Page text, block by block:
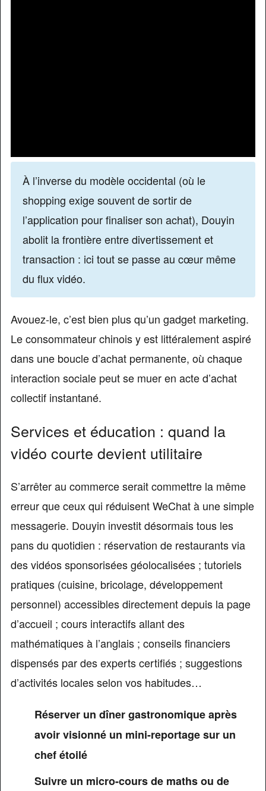
À l’inverse du modèle occidental (où le
shopping exige souvent de sortir de
l’application pour finaliser son achat), Douyin
abolit la frontière entre divertissement et
transaction : ici tout se passe au cœur même
du flux vidéo.
Avouez-le, c’est bien plus qu’un gadget marketing.
Le consommateur chinois y est littéralement aspiré
dans une boucle d’achat permanente, où chaque
interaction sociale peut se muer en acte d’achat
collectif instantané.
Services et éducation : quand la
vidéo courte devient utilitaire
S’arrêter au commerce serait commettre la même
erreur que ceux qui réduisent WeChat à une simple
messagerie. Douyin investit désormais tous les
pans du quotidien : réservation de restaurants via
des vidéos sponsorisées géolocalisées ; tutoriels
pratiques (cuisine, bricolage, développement
personnel) accessibles directement depuis la page
d’accueil ; cours interactifs allant des
mathématiques à l’anglais ; conseils financiers
dispensés par des experts certifiés ; suggestions
d’activités locales selon vos habitudes…
Réserver un dîner gastronomique après
avoir visionné un mini-reportage sur un
chef étoilé
Suivre un micro-cours de maths ou de